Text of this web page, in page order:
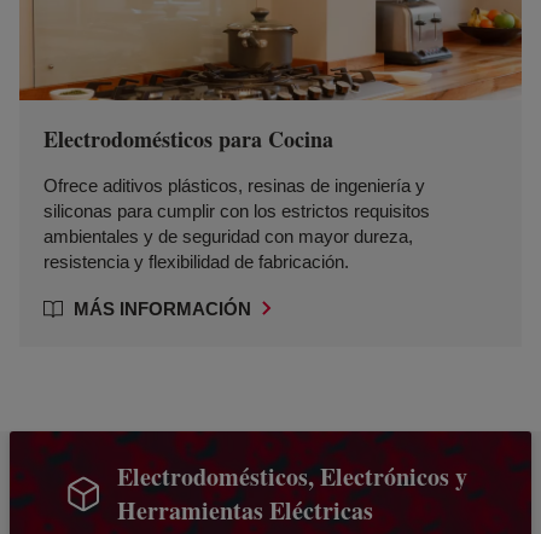
Electrodomésticos para Cocina
Ofrece aditivos plásticos, resinas de ingeniería y
siliconas para cumplir con los estrictos requisitos
ambientales y de seguridad con mayor dureza,
resistencia y flexibilidad de fabricación.
MÁS INFORMACIÓN
Electrodomésticos, Electrónicos y
Herramientas Eléctricas